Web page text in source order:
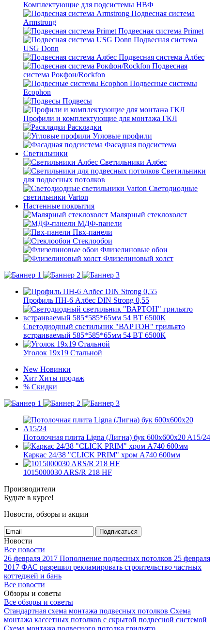
Комплектующие для подсистемы НВФ
Подвесная система
Armstrong
Подвесная система Primet
Подвесная система
USG Donn
Подвесная система Албес
Подвесная
система Рокфон/Rockfon
Подвесные системы
Ecophon
Подвесы
Профили и комплектующие для монтажа ГКЛ
Раскладки
Угловые профили
Фасадная подсистема
Светильники
Светильники Албес
Светильники
для подвесных потолков
Светодиодные
светильники Varton
Настенные покрытия
Малярный стеклохолст
МДФ-панели
Пвх-панели
Стеклообои
Флизелиновые обои
Флизелиновый холст
Профиль ПН-6 Албес DIN Strong 0,55
Светодиодный светильник "ВАРТОН" грильято
встраиваемый 585*585*65мм 54 ВТ 6500К
Уголок 19x19 Стальной
New Новинки
Хит Хиты продаж
% Скидки
Потолочная плита Ligna (Лигна) бук 600x600x20 A15/24
Каркас 24/38 "CLICK PRIM" хром А740 600мм
1015000030 ARS/R 218 HF
Производители
Будьте в курсе!
Новости, обзоры и акции
Подписаться
Новости
Все новости
26 февраля 2017 Пополнение подвесных потолков 25 февраля
2017 ФАС разрешил рекламировать строительство частных
коттеджей и бань
Все новости
Обзоры и советы
Все обзоры и советы
Стандартная схема монтажа подвесных потолков Схема
монтажа кассетных потолков с скрытой подвесной системой
Схема монтажа подвесного потолка грильято